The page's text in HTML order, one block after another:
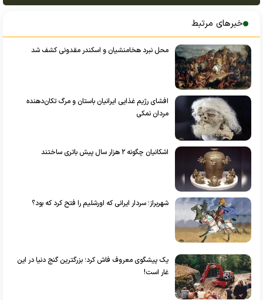
خبرهای مرتبط
محل نبرد هخامنشیان و اسکندر مقدونی کشف شد
افشای رژیم غذایی ایرانیان باستان و مرگ تکان‌دهنده
مردان نمکی
اشکانیان چگونه ۲ هزار سال پیش باتری ساختند
شهربراز؛ سردار ایرانی که اورشلیم را فتح کرد که بود؟
یک پیشگوی معروف فاش کرد؛ بزرگترین گنج دنیا در این
غار است!